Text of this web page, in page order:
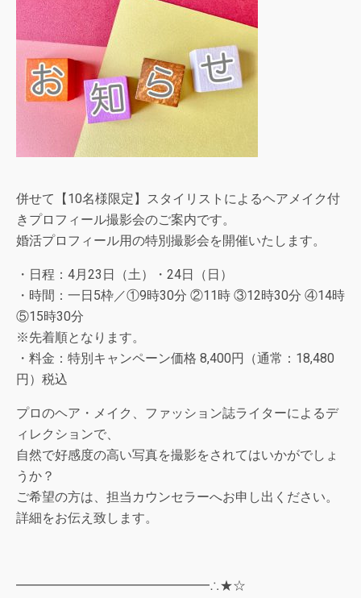
併せて【10名様限定】スタイリストによるヘアメイク付
きプロフィール撮影会のご案内です。
婚活プロフィール用の特別撮影会を開催いたします。
・日程：4月23日（土）・24日（日）
・時間：一日5枠／①9時30分 ②11時 ③12時30分 ④14時
⑤15時30分
※先着順となります。
・料金：特別キャンペーン価格 8,400円（通常：18,480
円）税込
プロのヘア・メイク、ファッション誌ライターによるデ
ィレクションで、
自然で好感度の高い写真を撮影をされてはいかがでしょ
うか？
ご希望の方は、担当カウンセラーへお申し出ください。
詳細をお伝え致します。
━━━━━━━━━━━━━━━∴★☆